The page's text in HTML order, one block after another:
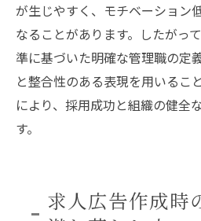
が生じやすく、モチベーション
なることがあります。したがっ
準に基づいた明確な管理職の定
と整合性のある表現を用いるこ
により、採用成功と組織の健全
す。
求人広告作成時